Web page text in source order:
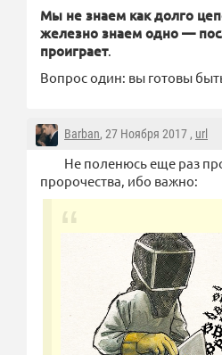
Мы не знаем как долго
железно знаем одно —
проиграет.
Вопрос один: вы готовы
Barban, 27 Ноября 2017 , url
Не поленюсь еще раз
пророчества, ибо важно: